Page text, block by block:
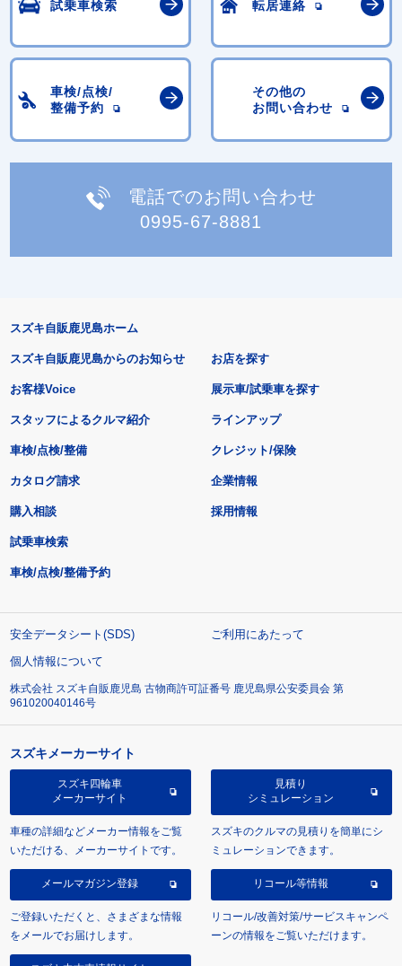
試乗車検索 転居連絡
車検/点検/
整備予約
その他の
お問い合わせ
電話でのお問い合わせ
0995-67-8881
スズキ自販鹿児島ホーム
スズキ自販鹿児島からのお知らせ
お客様Voice
スタッフによるクルマ紹介
お店を探す
展示車/試乗車を探す
ラインアップ
車検/点検/整備 クレジット/保険
カタログ請求
購入相談
試乗車検索
車検/点検/整備予約
企業情報
採用情報
安全データシート(SDS)
ご利用にあたって
個人情報について
株式会社 スズキ自販鹿児島 古物商許可証番号 鹿児島県公安委員会 第
961020040146号
スズキメーカーサイト
スズキ四輪車
メーカーサイト
車種の詳細などメーカー情報をご覧
いただける、メーカーサイトです。
見積り
シミュレーション
スズキのクルマの見積りを簡単にシ
ミュレーションできます。
メールマガジン登録
ご登録いただくと、さまざまな情報
をメールでお届けします。
リコール等情報
リコール/改善対策/サービスキャンペ
ーンの情報をご覧いただけます。